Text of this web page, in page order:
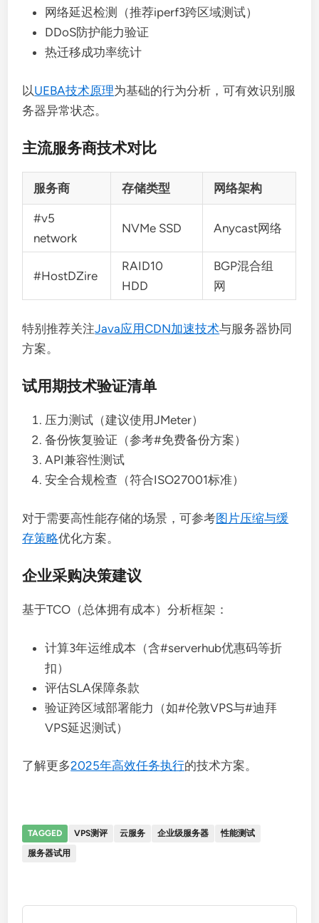
网络延迟检测（推荐iperf3跨区域测试）
DDoS防护能力验证
热迁移成功率统计
以UEBA技术原理为基础的行为分析，可有效识别服
务器异常状态。
主流服务商技术对比
服务商 存储类型 网络架构
#v5
network
NVMe SSD Anycast网络
#HostDZire
RAID10
HDD
BGP混合组
网
特别推荐关注Java应用CDN加速技术与服务器协同
方案。
试用期技术验证清单
压力测试（建议使用JMeter）
备份恢复验证（参考#免费备份方案）
API兼容性测试
安全合规检查（符合ISO27001标准）
对于需要高性能存储的场景，可参考图片压缩与缓
存策略优化方案。
企业采购决策建议
基于TCO（总体拥有成本）分析框架：
计算3年运维成本（含#serverhub优惠码等折
扣）
评估SLA保障条款
验证跨区域部署能力（如#伦敦VPS与#迪拜
VPS延迟测试）
了解更多2025年高效任务执行的技术方案。
TAGGED VPS测评 云服务 企业级服务器
性能测试
服务器试用